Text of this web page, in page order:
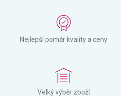
Nejlepší poměr kvality a ceny
Velký výběr zboží